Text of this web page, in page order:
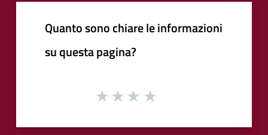
Quanto sono chiare le informazioni
su questa pagina?